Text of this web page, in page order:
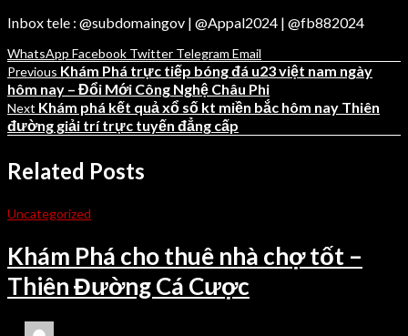
Inbox tele : @subdomaingov | @Appal2024 | @fb882024
WhatsApp Facebook Twitter Telegram Email
Previous Khám Phá trực tiếp bóng đá u23 việt nam ngày
hôm nay – Đổi Mới Công Nghệ Châu Phi
Next Khám phá kết quả xổ số kt miền bắc hôm nay Thiên
đường giải trí trực tuyến đẳng cấp
Related Posts
Uncategorized
Khám Phá cho thuê nhà chợ tốt –
Thiên Đường Cá Cược